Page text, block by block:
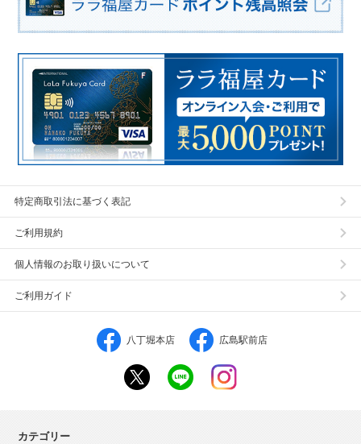
特定商取引法に基づく表記
ご利用規約
個人情報のお取り扱いについて
ご利用ガイド
八丁堀本店 広島駅前店
カテゴリー